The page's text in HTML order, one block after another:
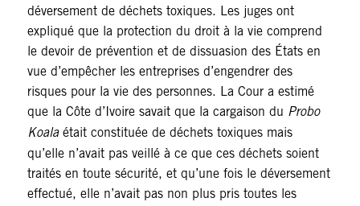
déversement de déchets toxiques. Les juges ont
expliqué que la protection du droit à la vie comprend
le devoir de prévention et de dissuasion des États en
vue d’empêcher les entreprises d’engendrer des
risques pour la vie des personnes. La Cour a estimé
que la Côte d’Ivoire savait que la cargaison du Probo
Koalaétait constituée de déchets toxiques mais
qu’elle n’avait pas veillé à ce que ces déchets soient
traités en toute sécurité, et qu’une fois le déversement
effectué, elle n’avait pas non plus pris toutes les